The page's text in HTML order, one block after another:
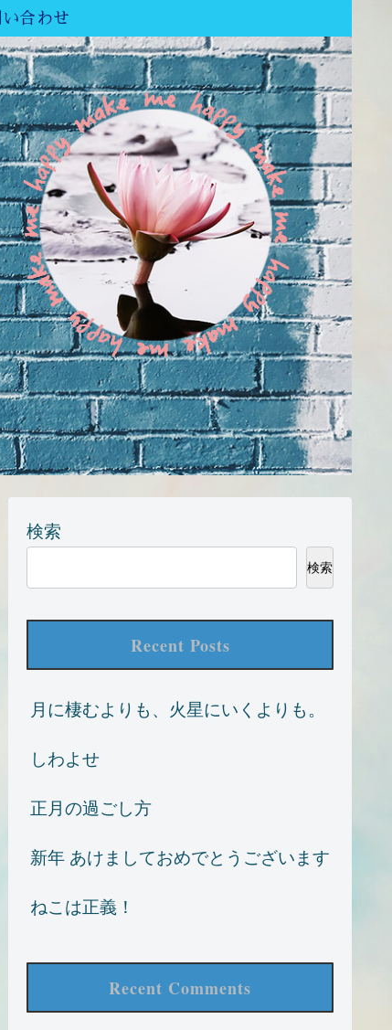
合わせ
検索
検索
Recent Posts
月に棲むよりも、火星にいくよりも。
しわよせ
正月の過ごし方
新年 あけましておめでとうございます
ねこは正義！
Recent Comments